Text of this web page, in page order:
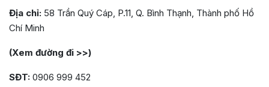
Địa chỉ: 58 Trần Quý Cáp, P.11, Q. Bình Thạnh, Thành phố Hồ
Chí Minh
(Xem đường đi >>)
SĐT: 0906 999 452